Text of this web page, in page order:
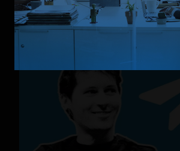
31 de julio de 2026